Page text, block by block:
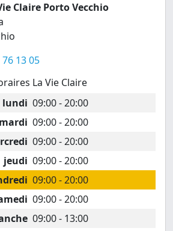
Claire Porto Vecchio
13 05
La Vie Claire
lundi 09:00 - 20:00
mardi 09:00 - 20:00
09:00 - 20:00
jeudi 09:00 - 20:00
09:00 - 20:00
09:00 - 20:00
09:00 - 13:00